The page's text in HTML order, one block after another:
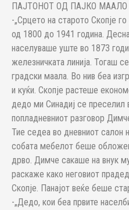
ПАЈТОНОТ ОД ПАЈКО МААЛО
-„Срцето на старото Скопје
од 1800 до 1941 година.
населуваше уште во 1873
железничката линија. Тогаш
градски маала. Во нив беа
и куќи. Скопје растеше
дедо ми Синадиј се преселил
попладневниот разговор
Тие седеа во дневниот салон
собата мебелот беше
дрво. Димче сакаше на внук
раскаже како неговиот
Скопје. Панајот веќе беше
-„Дедо, кои беа првите